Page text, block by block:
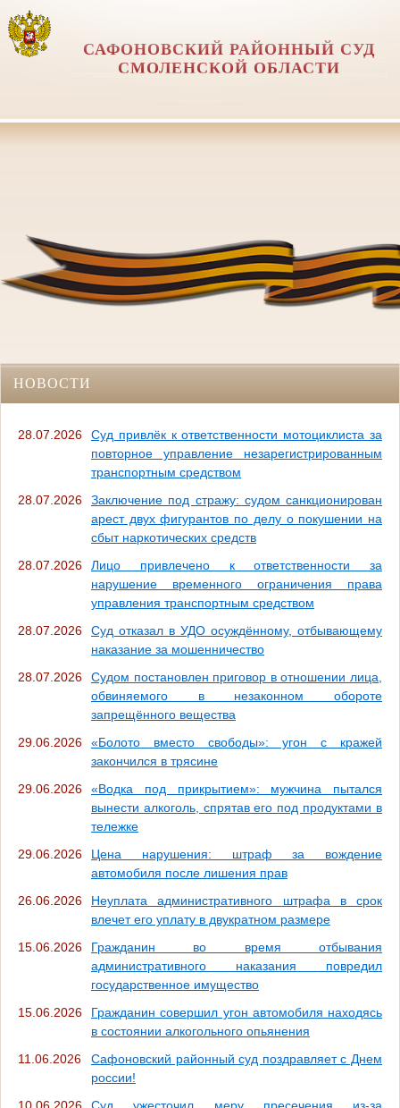
САФОНОВСКИЙ РАЙОННЫЙ СУД
СМОЛЕНСКОЙ ОБЛАСТИ
НОВОСТИ
28.07.2026
Суд привлёк к ответственности мотоциклиста за
повторное управление незарегистрированным
транспортным средством
28.07.2026
Заключение под стражу: судом санкционирован
арест двух фигурантов по делу о покушении на
сбыт наркотических средств
28.07.2026
Лицо привлечено к ответственности за
нарушение временного ограничения права
управления транспортным средством
28.07.2026
Суд отказал в УДО осуждённому, отбывающему
наказание за мошенничество
28.07.2026
Судом постановлен приговор в отношении лица,
обвиняемого в незаконном обороте
запрещённого вещества
29.06.2026
«Болото вместо свободы»: угон с кражей
закончился в трясине
29.06.2026
«Водка под прикрытием»: мужчина пытался
вынести алкоголь, спрятав его под продуктами в
тележке
29.06.2026
Цена нарушения: штраф за вождение
автомобиля после лишения прав
26.06.2026
Неуплата административного штрафа в срок
влечет его уплату в двукратном размере
15.06.2026
Гражданин во время отбывания
административного наказания повредил
государственное имущество
15.06.2026
Гражданин совершил угон автомобиля находясь
в состоянии алкогольного опьянения
11.06.2026
Сафоновский районный суд поздравляет с Днем
россии!